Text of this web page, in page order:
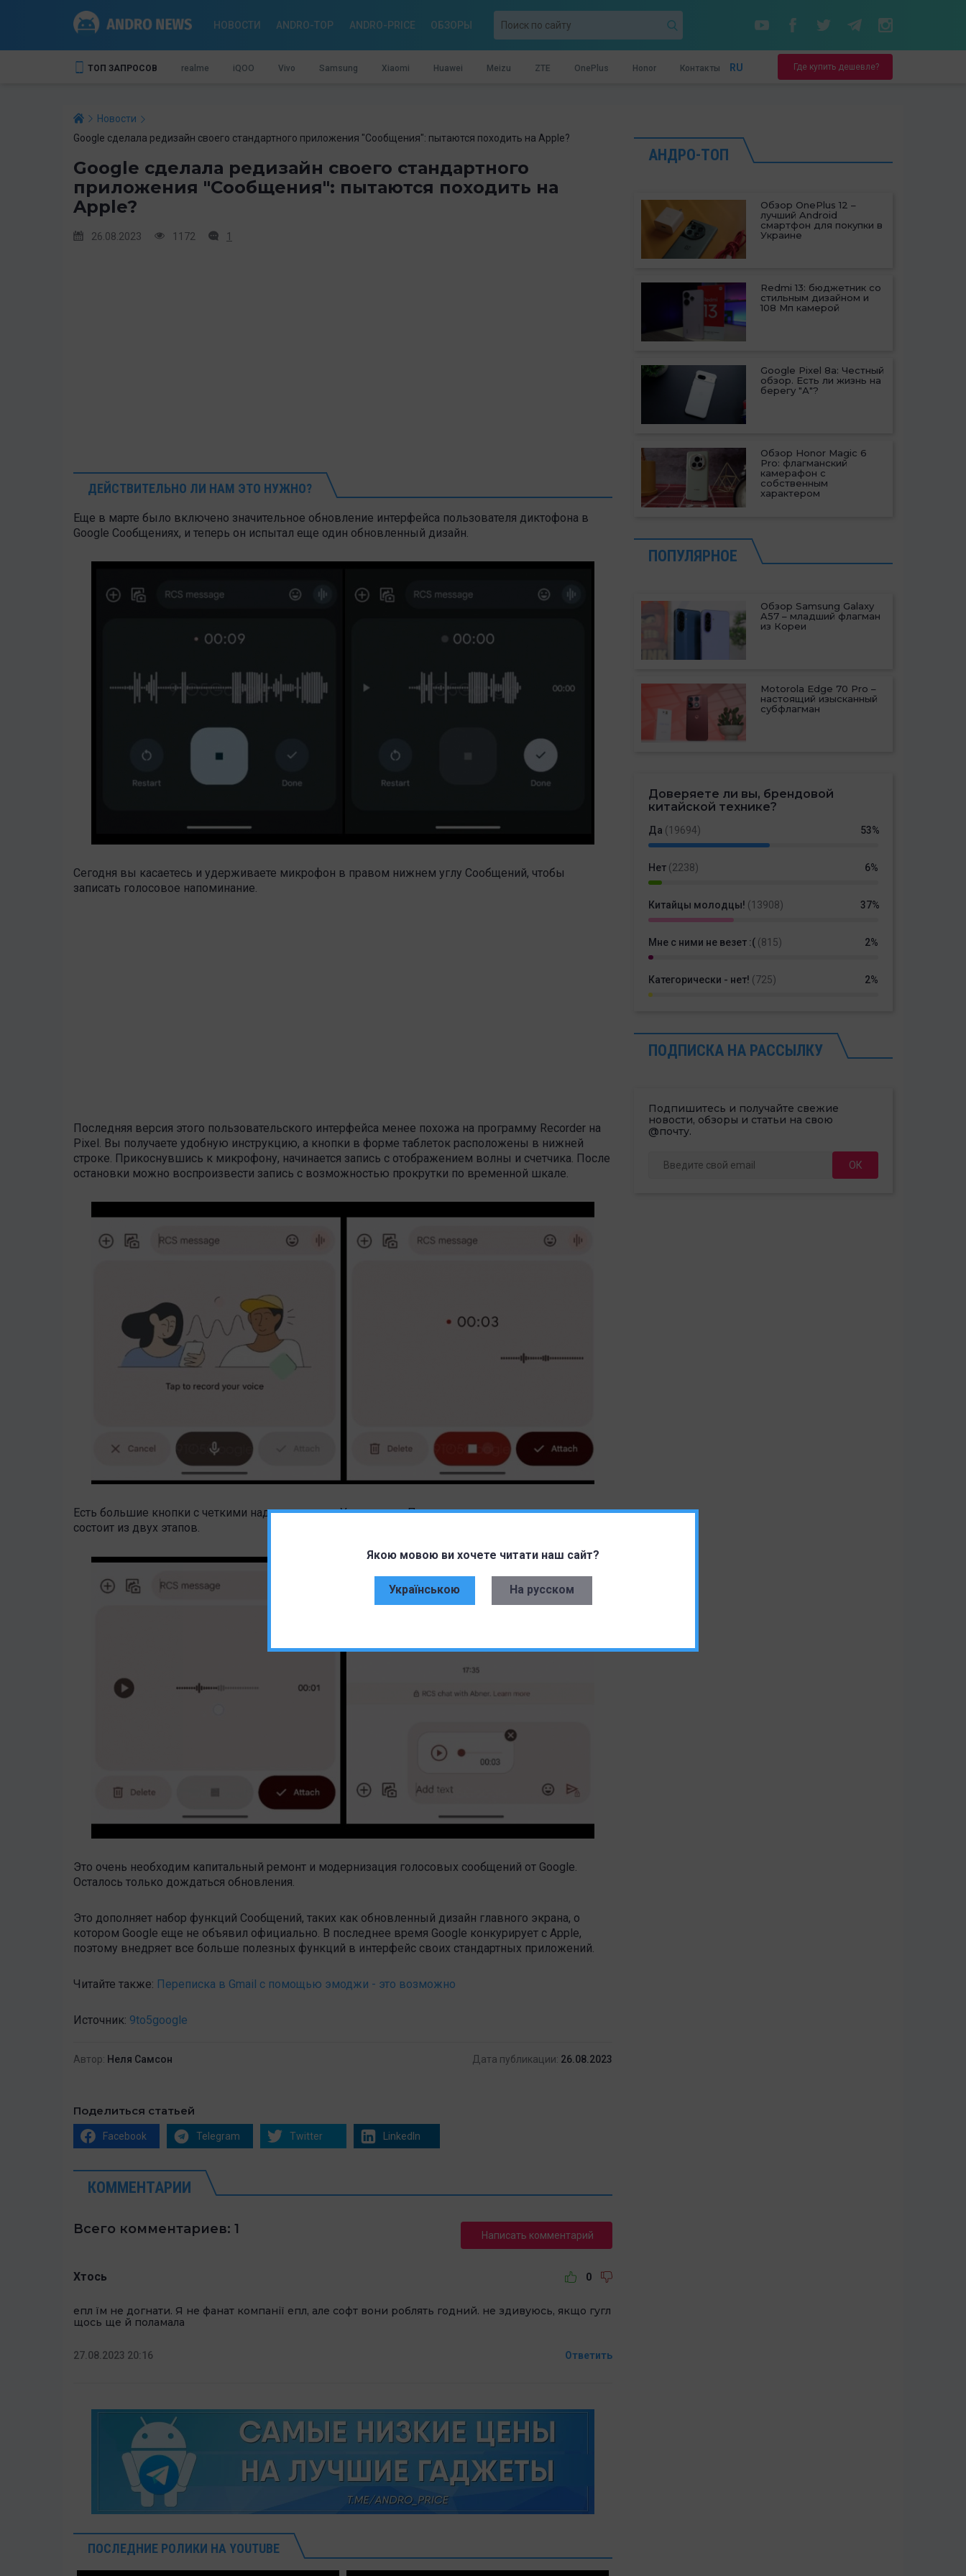
Якою мовою ви хочете читати наш сайт?
Українською На русском
НОВОСТИ ANDRO-TOP ANDRO-PRICE ОБЗОРЫ
ТОП ЗАПРОСОВ realme iQOO Vivo Samsung Xiaomi Huawei Meizu ZTE OnePlus Honor Контакты RU Где купить дешевле?
Новости
Google сделала редизайн своего стандартного приложения "Сообщения": пытаются походить на Apple?
Google сделала редизайн своего стандартного
приложения "Сообщения": пытаются походить на
Apple?
26.08.2023 1172 1
ДЕЙСТВИТЕЛЬНО ЛИ НАМ ЭТО НУЖНО?
Еще в марте было включено значительное обновление интерфейса пользователя диктофона в
Google Сообщениях, и теперь он испытал еще один обновленный дизайн.
Сегодня вы касаетесь и удерживаете микрофон в правом нижнем углу Сообщений, чтобы
записать голосовое напоминание.
Последняя версия этого пользовательского интерфейса менее похожа на программу Recorder на
Pixel. Вы получаете удобную инструкцию, а кнопки в форме таблеток расположены в нижней
строке. Прикоснувшись к микрофону, начинается запись с отображением волны и счетчика. После
остановки можно воспроизвести запись с возможностью прокрутки по временной шкале.
Есть большие кнопки с четкими надписями для «Удалить» и «Прикрепить», но процесс отправки
состоит из двух этапов.
Это очень необходим капитальный ремонт и модернизация голосовых сообщений от Google.
Осталось только дождаться обновления.
Это дополняет набор функций Сообщений, таких как обновленный дизайн главного экрана, о
котором Google еще не объявил официально. В последнее время Google конкурирует с Apple,
поэтому внедряет все больше полезных функций в интерфейс своих стандартных приложений.
Читайте также: Переписка в Gmail с помощью эмоджи - это возможно
Источник: 9to5google
Автор: Неля Самсон Дата публикации: 26.08.2023
Поделиться статьей
Facebook Telegram Twitter LinkedIn
КОММЕНТАРИИ
Всего комментариев: 1 Написать комментарий
Хтось 0
епл їм не догнати. Я не фанат компанії епл, але софт вони роблять годний. не здивуюсь, якщо гугл
щось ще й поламала
27.08.2023 20:16 Ответить
ПОСЛЕДНИЕ РОЛИКИ НА YOUTUBE
АНДРО-ТОП
Обзор OnePlus 12 –
лучший Android
смартфон для покупки в
Украине
Redmi 13: бюджетник со
стильным дизайном и
108 Мп камерой
Google Pixel 8a: Честный
обзор. Есть ли жизнь на
берегу "А"?
Обзор Honor Magic 6
Pro: флагманский
камерафон с
собственным
характером
ПОПУЛЯРНОЕ
Обзор Samsung Galaxy
A57 – младший флагман
из Кореи
Motorola Edge 70 Pro –
настоящий изысканный
субфлагман
Доверяете ли вы, брендовой
китайской технике?
Да (19694) 53%
Нет (2238) 6%
Китайцы молодцы! (13908) 37%
Мне с ними не везет :( (815) 2%
Категорически - нет! (725) 2%
ПОДПИСКА НА РАССЫЛКУ
Подпишитесь и получайте свежие
новости, обзоры и статьи на свою
@почту.
ОК